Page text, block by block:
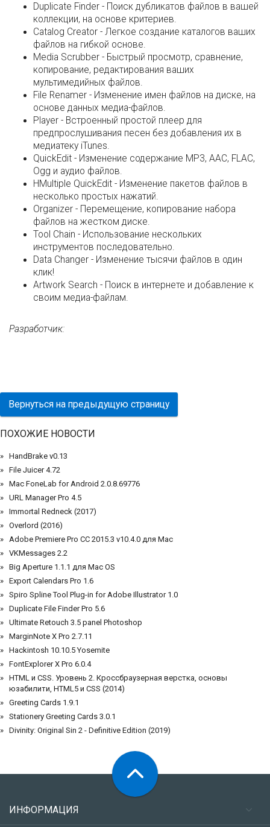
Duplicate Finder - Поиск дубликатов файлов в вашей
коллекции, на основе критериев.
Catalog Creator - Легкое создание каталогов ваших
файлов на гибкой основе.
Media Scrubber - Быстрый просмотр, сравнение,
копирование, редактирования ваших
мультимедийных файлов.
File Renamer - Изменение имен файлов на диске, на
основе данных медиа-файлов.
Player - Встроенный простой плеер для
предпрослушивания песен без добавления их в
медиатеку iTunes.
QuickEdit - Изменение содержание MP3, AAC, FLAC,
Ogg и аудио файлов.
НMultiple QuickEdit - Изменение пакетов файлов в
несколько простых нажатий.
Organizer - Перемещение, копирование набора
файлов на жестком диске.
Tool Chain - Использование нескольких
инструментов последовательно.
Data Changer - Изменение тысячи файлов в один
клик!
Artwork Search - Поиск в интернете и добавление к
своим медиа-файлам.
Разработчик:
Вернуться на предыдущую страницу
ПОХОЖИЕ НОВОСТИ
HandBrake v0.13
File Juicer 4.72
Mac FoneLab for Android 2.0.8.69776
URL Manager Pro 4.5
Immortal Redneck (2017)
Overlord (2016)
Adobe Premiere Pro CC 2015.3 v10.4.0 для Mac
VKMessages 2.2
Big Aperture 1.1.1 для Mac OS
Export Calendars Pro 1.6
Spiro Spline Tool Plug-in for Adobe Illustrator 1.0
Duplicate File Finder Pro 5.6
Ultimate Retouch 3.5 panel Photoshop
MarginNote X Pro 2.7.11
Hackintosh 10.10.5 Yosemite
FontExplorer X Pro 6.0.4
HTML и CSS. Уровень 2. Кроссбраузерная верстка, основы
юзабилити, HTML5 и CSS (2014)
Greeting Cards 1.9.1
Stationery Greeting Cards 3.0.1
Divinity: Original Sin 2 - Definitive Edition (2019)
ИНФОРМАЦИЯ